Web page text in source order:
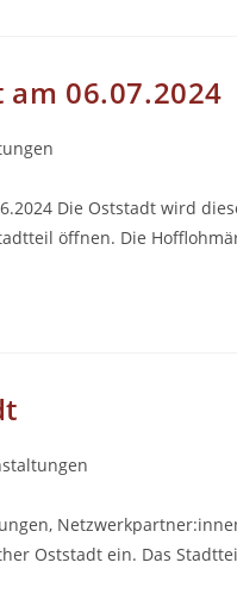
06.07.2024
Die Oststadt wird
öffnen. Die
Oststadt ein. Das